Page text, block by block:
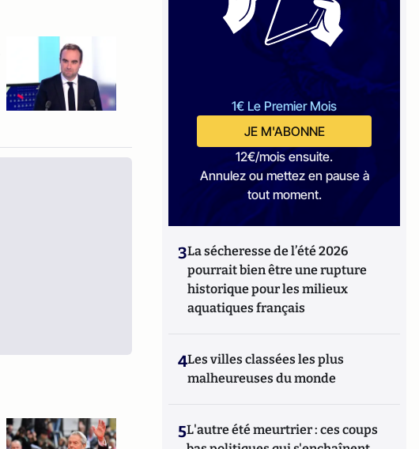
1€ Le Premier Mois
JE M'ABONNE
12€/mois ensuite.
Annulez ou mettez en pause à
tout moment.
3La sécheresse de l’été 2026
pourrait bien être une rupture
historique pour les milieux
aquatiques français
4Les villes classées les plus
malheureuses du monde
5L'autre été meurtrier : ces coups